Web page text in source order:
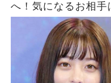
へ！気になるお相手
瞬凍りついた」ファ